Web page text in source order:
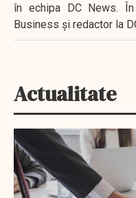
în echipa DC News.
Business şi redactor la
Actualitate